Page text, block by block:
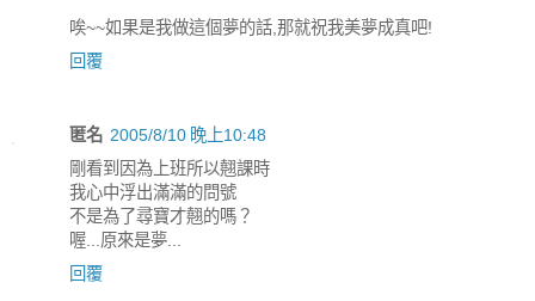
唉~~如果是我做這個夢的話,那就祝我美夢成真吧!
回覆
匿名 2005/8/10 晚上10:48
剛看到因為上班所以翹課時
我心中浮出滿滿的問號
不是為了尋寶才翹的嗎？
喔...原來是夢...
回覆